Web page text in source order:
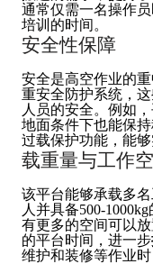
通常仅需一名操作
培训的时间。
安全性保障
安全是高空作业的重
重安全防护系统，
人员的安全。例如
地面条件下也能保
过载保护功能，能
载重量与工作
该平台能够承载多
人并具备500-
有更多的空间可以
的平台时间，进一步
维护和装修等作业时